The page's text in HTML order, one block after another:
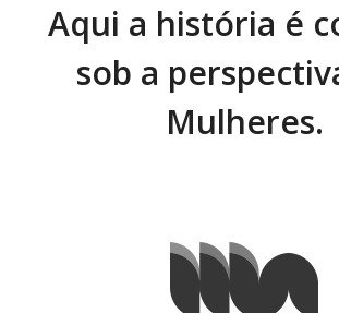
Aqui a história é
sob a
Mulheres.